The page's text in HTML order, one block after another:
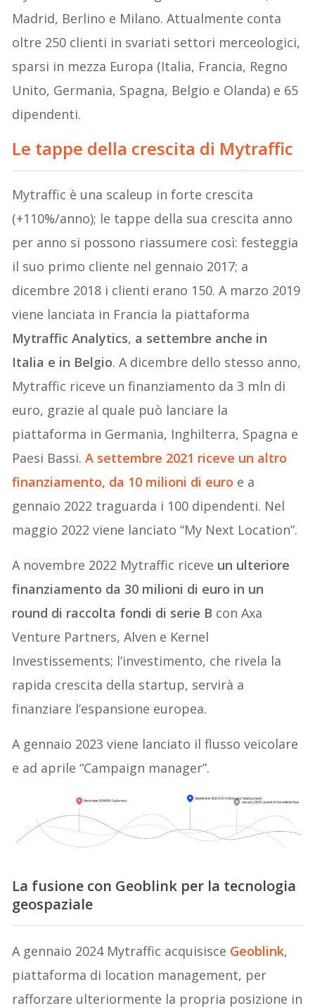
Madrid, Berlino e Milano. Attualmente conta
oltre 250 clienti in svariati settori merceologici,
sparsi in mezza Europa (Italia, Francia, Regno
Unito, Germania, Spagna, Belgio e Olanda) e 65
dipendenti.
Le tappe della crescita di Mytraffic
Mytraffic è una scaleup in forte crescita
(+110%/anno); le tappe della sua crescita anno
per anno si possono riassumere così: festeggia
il suo primo cliente nel gennaio 2017; a
dicembre 2018 i clienti erano 150. A marzo 2019
viene lanciata in Francia la piattaforma
Mytraffic Analytics, a settembre anche in
Italia e in Belgio. A dicembre dello stesso anno,
Mytraffic riceve un finanziamento da 3 mln di
euro, grazie al quale può lanciare la
piattaforma in Germania, Inghilterra, Spagna e
Paesi Bassi.A settembre 2021 riceve un altro
finanziamento, da 10 milioni di euro e a
gennaio 2022 traguarda i 100 dipendenti. Nel
maggio 2022 viene lanciato “My Next Location”.
A novembre 2022 Mytraffic riceve un ulteriore
finanziamento da 30 milioni di euro in un
round di raccolta fondi di serie B con Axa
Venture Partners, Alven e Kernel
Investissements; l’investimento, che rivela la
rapida crescita della startup, servirà a
finanziare l’espansione europea.
A gennaio 2023 viene lanciato il flusso veicolare
e ad aprile “Campaign manager”.
La fusione con Geoblink per la tecnologia
geospaziale
A gennaio 2024 Mytraffic acquisisce Geoblink,
piattaforma di location management, per
rafforzare ulteriormente la propria posizione in